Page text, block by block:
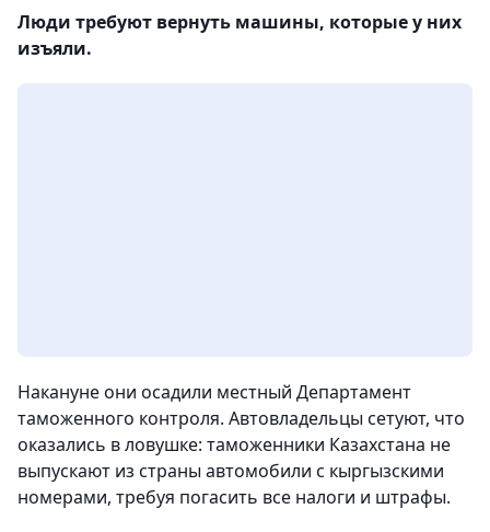
Люди требуют вернуть машины, которые у них
изъяли.
Накануне они осадили местный Департамент
таможенного контроля. Автовладельцы сетуют, что
оказались в ловушке: таможенники Казахстана не
выпускают из страны автомобили с кыргызскими
номерами, требуя погасить все налоги и штрафы.